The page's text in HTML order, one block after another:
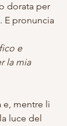
dorata per
E pronuncia
e
la mia
e, mentre li
luce del